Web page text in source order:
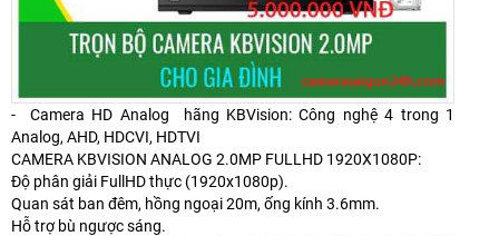
- Camera HD Analog hãng KBVision: Công nghệ 4 trong 1
Analog, AHD, HDCVI, HDTVI
CAMERA KBVISION ANALOG 2.0MP FULLHD 1920X1080P:
Độ phân giải FullHD thực (1920x1080p).
Quan sát ban đêm, hồng ngoại 20m, ống kính 3.6mm.
Hỗ trợ bù ngược sáng.